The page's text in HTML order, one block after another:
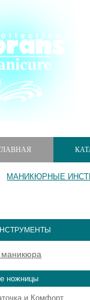
МАНИКЮРНЫЕ
ножницы
и Комфорт